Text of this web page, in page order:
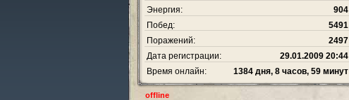
Энергия:
904
Побед:
5491
Поражений:
2497
Дата регистрации:
29.01.2009 20:44
Время онлайн:
1384 дня, 8 часов, 59 минут
offline